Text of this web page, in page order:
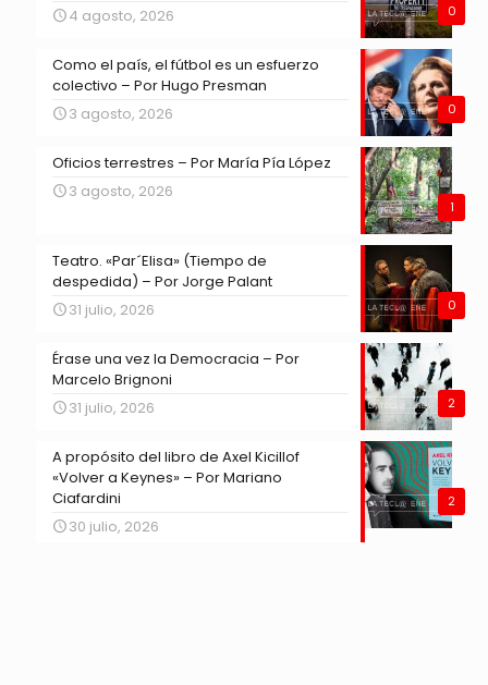
0
4 agosto, 2026
0
Como el país, el fútbol es un esfuerzo
colectivo – Por Hugo Presman
3 agosto, 2026
1
Oficios terrestres – Por María Pía López
3 agosto, 2026
0
Teatro. «Par´Elisa» (Tiempo de
despedida) – Por Jorge Palant
31 julio, 2026
2
Érase una vez la Democracia – Por
Marcelo Brignoni
31 julio, 2026
2
A propósito del libro de Axel Kicillof
«Volver a Keynes» – Por Mariano
Ciafardini
30 julio, 2026